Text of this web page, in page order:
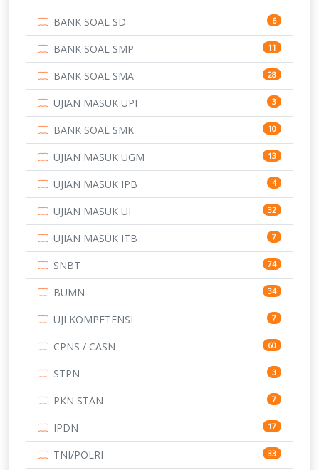
3
169
7
PTDI STTD 4
133
SMA 146
SMK 231
SMP 134
STIP 2
153
345
UNIVERSITAS AIRLANGGA 15
16
15
15
14
14
BANK SOAL SD 6
BANK SOAL SMP 11
BANK SOAL SMA 28
UJIAN MASUK UPI 3
BANK SOAL SMK 10
UJIAN MASUK UGM 13
UJIAN MASUK IPB 4
UJIAN MASUK UI 32
UJIAN MASUK ITB 7
SNBT 74
BUMN 34
UJI KOMPETENSI 7
CPNS / CASN 60
STPN 3
PKN STAN 7
IPDN 17
TNI/POLRI 33